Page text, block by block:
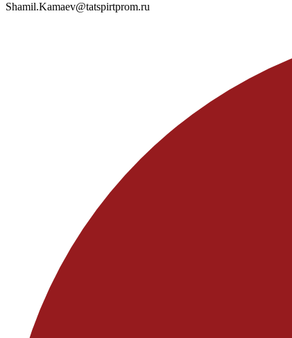
Shamil.Kamaev@tatspirtprom.ru